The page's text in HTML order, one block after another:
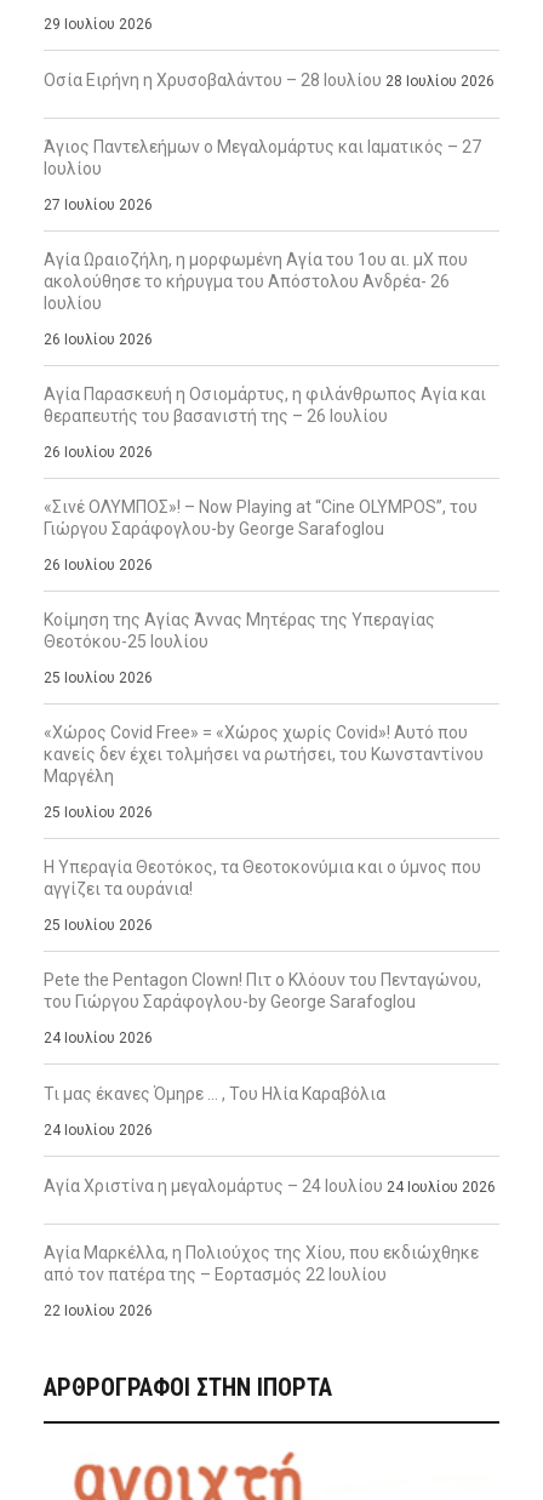
29 Ιουλίου 2026
Οσία Ειρήνη η Χρυσοβαλάντου – 28 Ιουλίου 28 Ιουλίου 2026
Άγιος Παντελεήμων ο Μεγαλομάρτυς και Ιαματικός – 27
Ιουλίου
27 Ιουλίου 2026
Αγία Ωραιοζήλη, η μορφωμένη Αγία του 1ου αι. μΧ που
ακολούθησε το κήρυγμα του Απόστολου Ανδρέα- 26
Ιουλίου
26 Ιουλίου 2026
Αγία Παρασκευή η Οσιομάρτυς, η φιλάνθρωπος Αγία και
θεραπευτής του βασανιστή της – 26 Ιουλίου
26 Ιουλίου 2026
«Σινέ ΟΛΥΜΠΟΣ»! – Now Playing at “Cine OLYMPOS”, του
Γιώργου Σαράφογλου-by George Sarafoglou
26 Ιουλίου 2026
Κοίμηση της Αγίας Άννας Μητέρας της Υπεραγίας
Θεοτόκου-25 Ιουλίου
25 Ιουλίου 2026
«Χώρος Covid Free» = «Χώρος χωρίς Covid»! Αυτό που
κανείς δεν έχει τολμήσει να ρωτήσει, του Κωνσταντίνου
Μαργέλη
25 Ιουλίου 2026
Η Υπεραγία Θεοτόκος, τα Θεοτοκονύμια και ο ύμνος που
αγγίζει τα ουράνια!
25 Ιουλίου 2026
Pete the Pentagon Clown! Πιτ ο Κλόουν του Πενταγώνου,
του Γιώργου Σαράφογλου-by George Sarafoglou
24 Ιουλίου 2026
Τι μας έκανες Όμηρε … , Του Ηλία Καραβόλια
24 Ιουλίου 2026
Αγία Χριστίνα η μεγαλομάρτυς – 24 Ιουλίου 24 Ιουλίου 2026
Αγία Μαρκέλλα, η Πολιούχος της Χίου, που εκδιώχθηκε
από τον πατέρα της – Εορτασμός 22 Ιουλίου
22 Ιουλίου 2026
ΑΡΘΡΟΓΡΑΦΟΙ ΣΤΗΝ IΠΟΡΤΑ